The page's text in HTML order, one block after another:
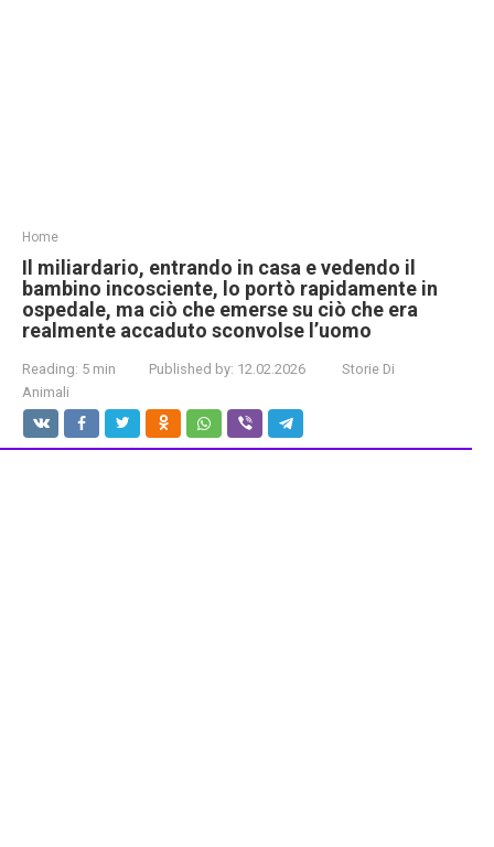
Home
Il miliardario, entrando in casa e vedendo il
bambino incosciente, lo portò rapidamente in
ospedale, ma ciò che emerse su ciò che era
realmente accaduto sconvolse l’uomo
Reading: 5 min Published by: 12.02.2026
Storie Di
Animali